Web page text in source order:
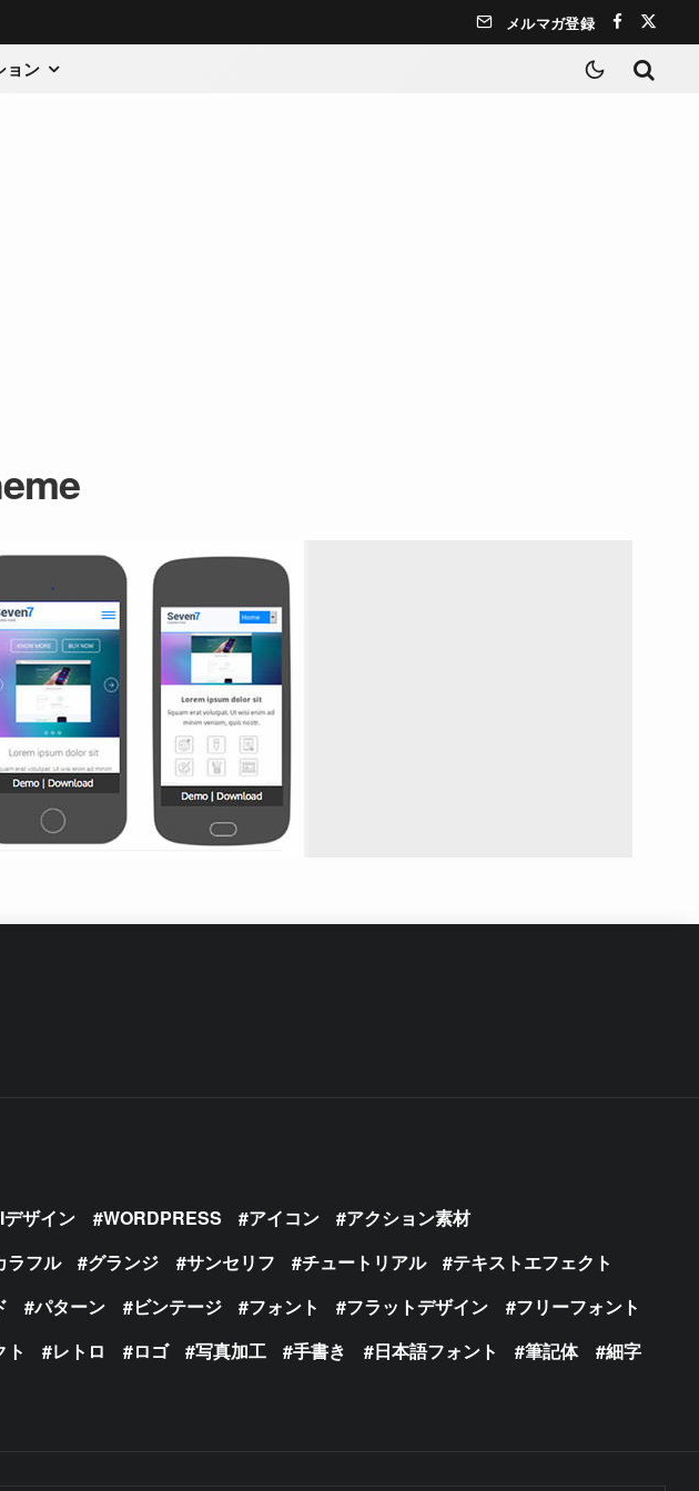
メルマガ登録
ョン
デザイン WORDPRESS アイコン
アクション素材
ラフル グランジ サンセリフ チュートリアル
テキストエフェクト
パターン ビンテージ フォント フラットデザイン
フリーフォント
ト レトロ ロゴ 写真加工 手書き 日本語フォント 筆記体
細字